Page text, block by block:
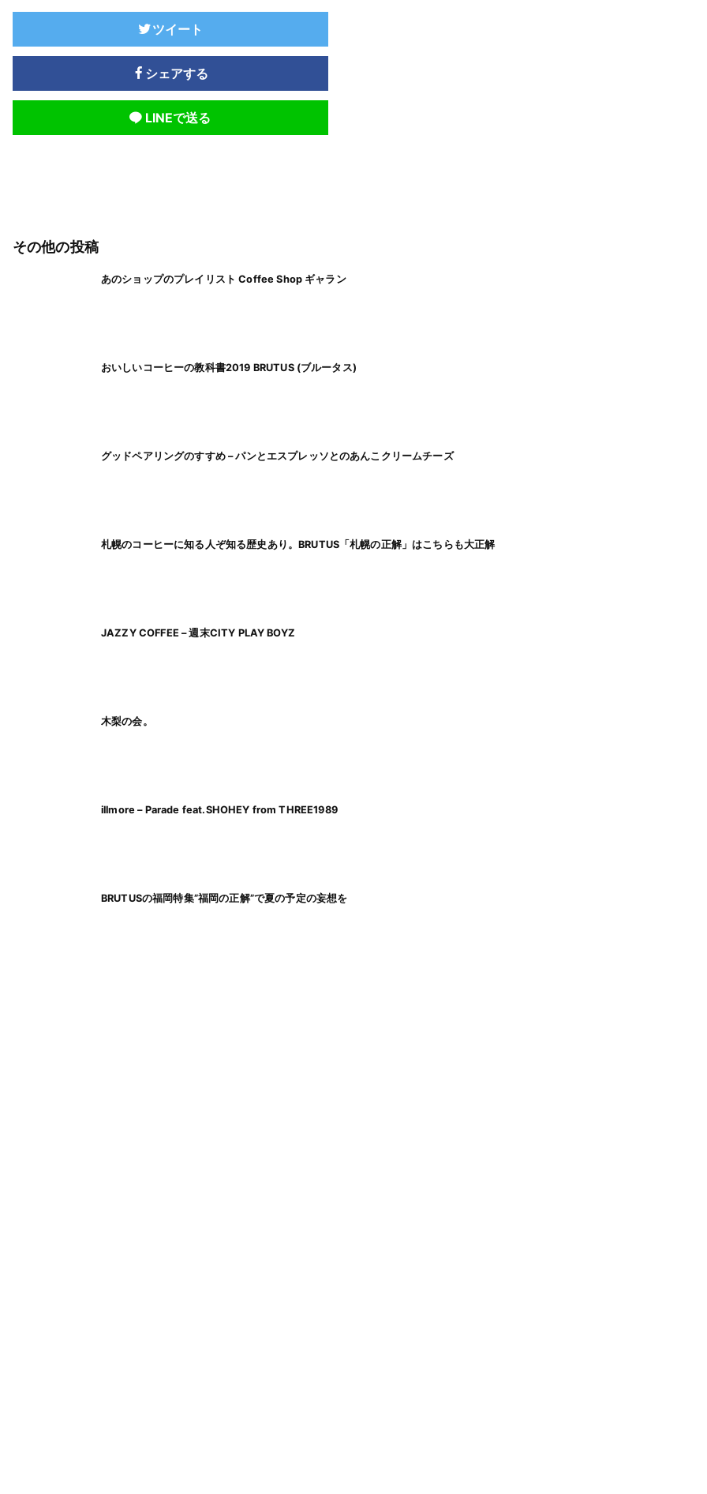
ツイート
シェアする
LINEで送る
その他の投稿
あのショップのプレイリスト Coffee Shop ギャラン
おいしいコーヒーの教科書2019 BRUTUS (ブルータス)
グッドペアリングのすすめ – パンとエスプレッソとのあんこクリームチーズ
札幌のコーヒーに知る人ぞ知る歴史あり。BRUTUS「札幌の正解」はこちらも大正解
JAZZY COFFEE – 週末CITY PLAY BOYZ
木梨の会。
illmore – Parade feat.SHOHEY from THREE1989
BRUTUSの福岡特集”福岡の正解”で夏の予定の妄想を